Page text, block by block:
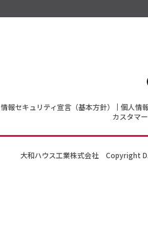
情報セキュリティ宣言（基本方針）
個人情
カスタマ
大和ハウス工業株式会社 Copyright